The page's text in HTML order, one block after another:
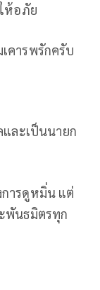
ห้อภัย
คารพรักครับ
และเป็นนายก
ารดูหมิ่น แต่
พันธมิตรทุก